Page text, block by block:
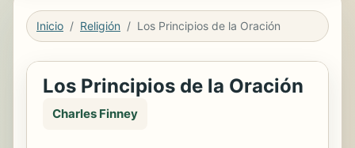
Inicio Religión Los Principios de la Oración
Los Principios de la Oración
Charles Finney